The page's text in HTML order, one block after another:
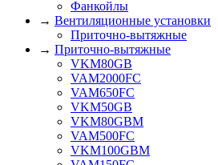
Фанкойлы
→ Вентиляционные установки
Приточно-вытяжные
→ Приточно-вытяжные
VKM80GB
VAM2000FC
VAM650FC
VKM50GB
VKM80GBM
VAM500FC
VKM100GBM